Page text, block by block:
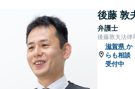
後藤 敦
弁護士
後藤敦夫法律
滋賀県 か
らも相談
受付中